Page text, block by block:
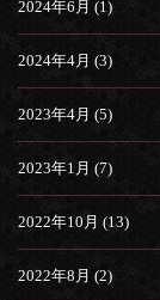
2024年6月 (1)
2024年4月 (3)
2023年4月 (5)
2023年1月 (7)
2022年10月 (13)
2022年8月 (2)